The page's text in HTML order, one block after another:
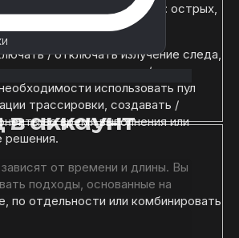
в аккаунт
обработка углов линии: острых,
/ отключать излучение следа,
включения /
использовать пул
трассировки, создавать /
во время выполнения или
решения.
от времени и длины. Вы
подходы, основанные на
по отдельности или комбинировать